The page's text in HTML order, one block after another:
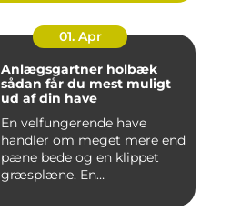
01. Apr
Anlægsgartner holbæk
sådan får du mest muligt
ud af din have
En velfungerende have
handler om meget mere end
pæne bede og en klippet
græsplæne. En